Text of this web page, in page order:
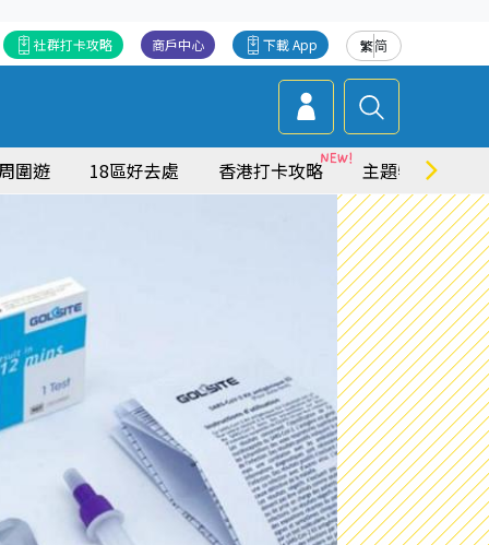
繁简
下載 App
商戶中心
社群打卡攻略
圍遊 18區好去處 香港打卡攻略 主題特集